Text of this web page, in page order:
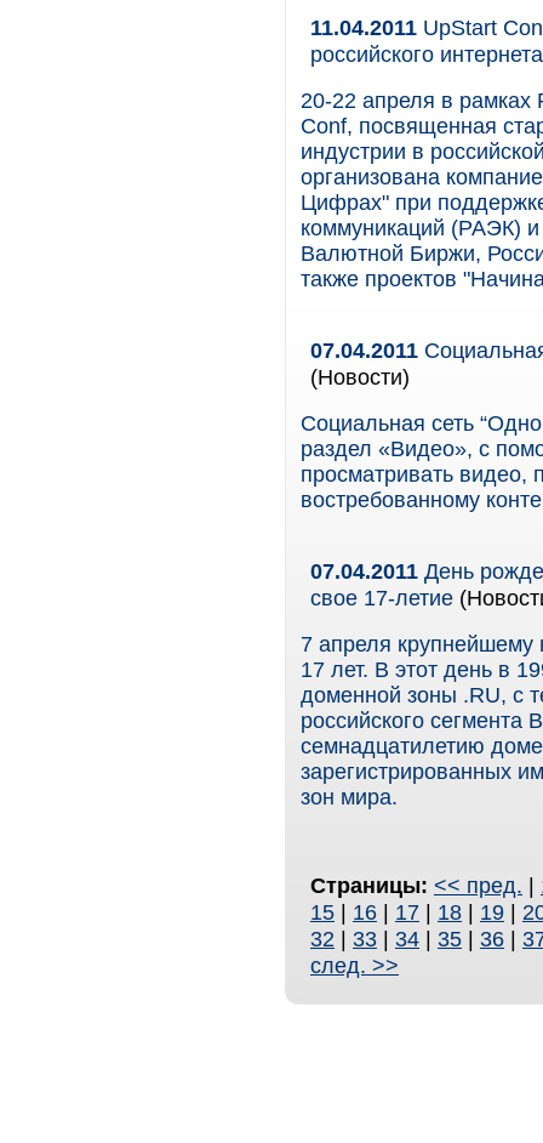
11.04.2011 UpStart
российского интернета
20-22 апреля в
Conf, посвященная
индустрии в
организована
Цифрах" при
коммуникаций (РАЭК)
Валютной Биржи,
также проектов
07.04.2011
(Новости)
Социальная сеть
раздел «Видео», с
просматривать видео,
востребованному
07.04.2011 День
свое 17-летие
7 апреля крупнейшему
17 лет. В этот день в
доменной зоны .RU, с
российского сегмента
семнадцатилетию
зарегистрированных
зон мира.
Страницы: << пред. |
15 | 16 | 17 | 18 | 19 |
32 | 33 | 34 | 35 | 36 |
след. >>